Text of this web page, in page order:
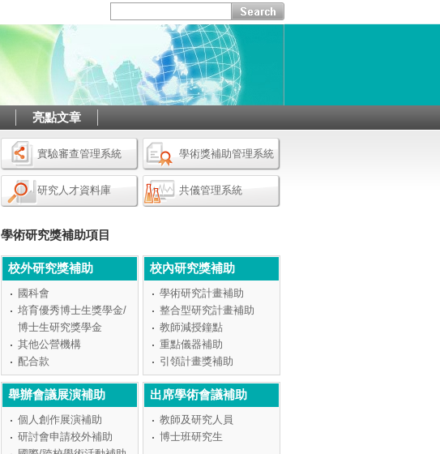
亮點文章
實驗審查管理系統 學術獎補助管理系統
研究人才資料庫 共儀管理系統
學術研究獎補助項目
校外研究獎補助
國科會
培育優秀博士生獎學金/
博士生研究獎學金
其他公營機構
配合款
校內研究獎補助
學術研究計畫補助
整合型研究計畫補助
教師減授鐘點
重點儀器補助
引領計畫獎補助
舉辦會議展演補助
個人創作展演補助
研討會申請校外補助
出席學術會議補助
教師及研究人員
博士班研究生